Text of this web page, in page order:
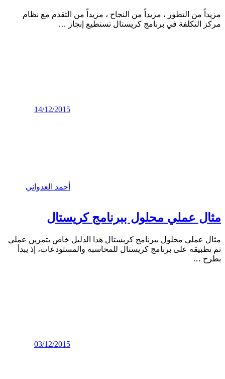
مزيداً من التطور ، مزيداً من النجاح ، مزيداً من التقدم مع نظام
مركز التكلفة في برنامج كريستال تستطيع إنجاز …
14/12/2015
أحمد العدواني
مثال عملي محلول ببرنامج كريستال
مثال عملي محلول ببرنامج كريستال هذا الدليل خاص بتمرين عملي
تم تطبيقه على برنامج كريستال للمحاسبة والمستودعات، إذ يبدأ
بطرح …
03/12/2015